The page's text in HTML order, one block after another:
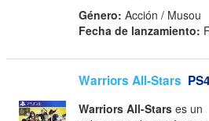
Género: Acción / Musou
Fecha de lanzamiento:
Warriors All-Stars PS4
Warriors All-Stars es un